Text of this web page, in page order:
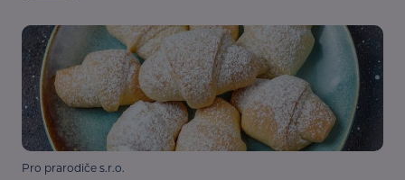
Pro prarodiče s.r.o.